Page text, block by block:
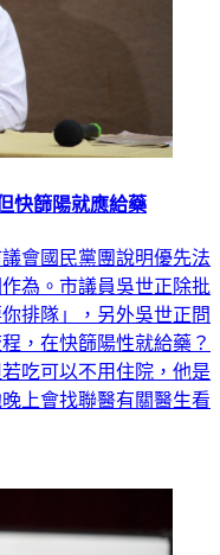
快篩陽就應給藥
會國民黨團說明優先法
為。市議員吳世正除批
排隊」，另外吳世正問
，在快篩陽性就給藥？
吃可以不用住院，他是
上會找聯醫有關醫生看